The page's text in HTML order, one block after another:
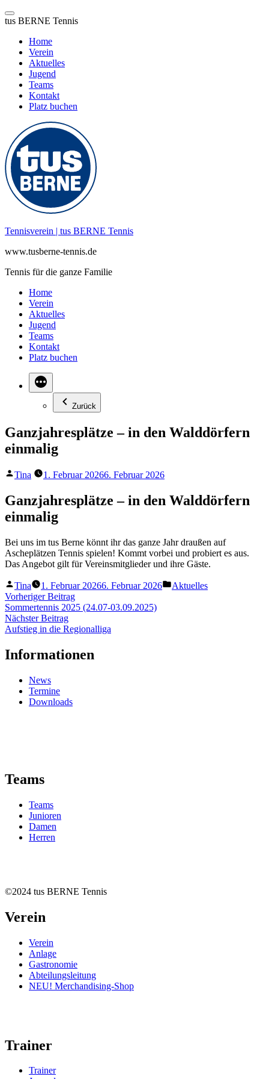
tus BERNE Tennis
Home
Verein
Aktuelles
Jugend
Teams
Kontakt
Platz buchen
Inhalt
springen
Tennisverein | tus BERNE Tennis
www.tusberne-tennis.de
Tennis für die ganze Familie
Home
Verein
Aktuelles
Jugend
Teams
Kontakt
Platz buchen
Zurück
Ganzjahresplätze – in den Walddörfern
einmalig
Veröffentlicht
Tina 1. Februar 20266. Februar 2026
Ganzjahresplätze – in den Walddörfern
einmalig
Bei uns im tus Berne könnt ihr das ganze Jahr draußen auf
Ascheplätzen Tennis spielen! Kommt vorbei und probiert es aus.
Das Angebot gilt für Vereinsmitglieder und ihre Gäste.
Veröffentlicht
von
Tina 1. Februar 20266. Februar 2026
Veröffentlicht
Aktuelles
Beitragsnavigation
Vorheriger BeitragVorheriger
Beitrag:
Sommertennis 2025 (24.07-03.09.2025)
Nächster BeitragNächster
Beitrag:
Aufstieg in die Regionalliga
Informationen
News
Termine
Downloads
Teams
Teams
Junioren
Damen
Herren
©2024 tus BERNE Tennis
Verein
Verein
Anlage
Gastronomie
Abteilungsleitung
NEU! Merchandising-Shop
Trainer
Trainer